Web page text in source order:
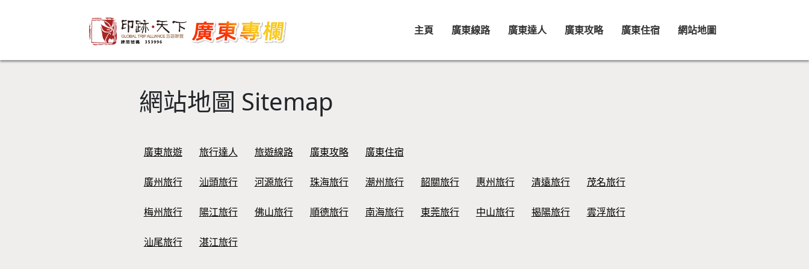
網站地圖
廣東住宿
廣東攻略
廣東達人
廣東線路
主頁
網站地圖 Sitemap
廣東旅遊 旅行達人 旅遊線路 廣東攻略 廣東住宿
廣州旅行 汕頭旅行 河源旅行 珠海旅行 潮州旅行 韶關旅行 惠州旅行 清遠旅行 茂名旅行
梅州旅行 陽江旅行 佛山旅行 順德旅行 南海旅行 東莞旅行 中山旅行 揭陽旅行 雲浮旅行
汕尾旅行 湛江旅行